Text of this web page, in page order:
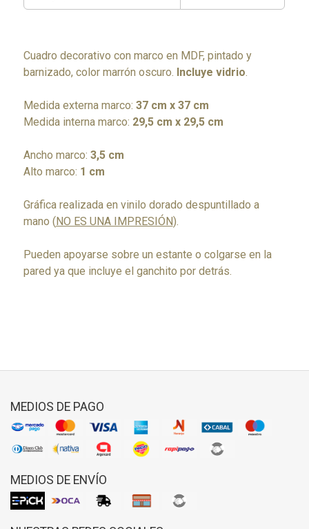
Cuadro decorativo con marco en MDF, pintado y
barnizado, color marrón oscuro. Incluye vidrio
Medida externa marco: 37 cm x 37 cm
Medida interna marco: 29,5 cm x 29,5 cm
Ancho marco: 3,5 cm
Alto marco: 1 cm
Gráfica realizada en vinilo dorado despuntillado a
mano (NO ES UNA IMPRESIÓN).
Pueden apoyarse sobre un estante o colgarse en la
pared ya que incluye el ganchito por detrás.
MEDIOS DE PAGO
MEDIOS DE ENVÍO